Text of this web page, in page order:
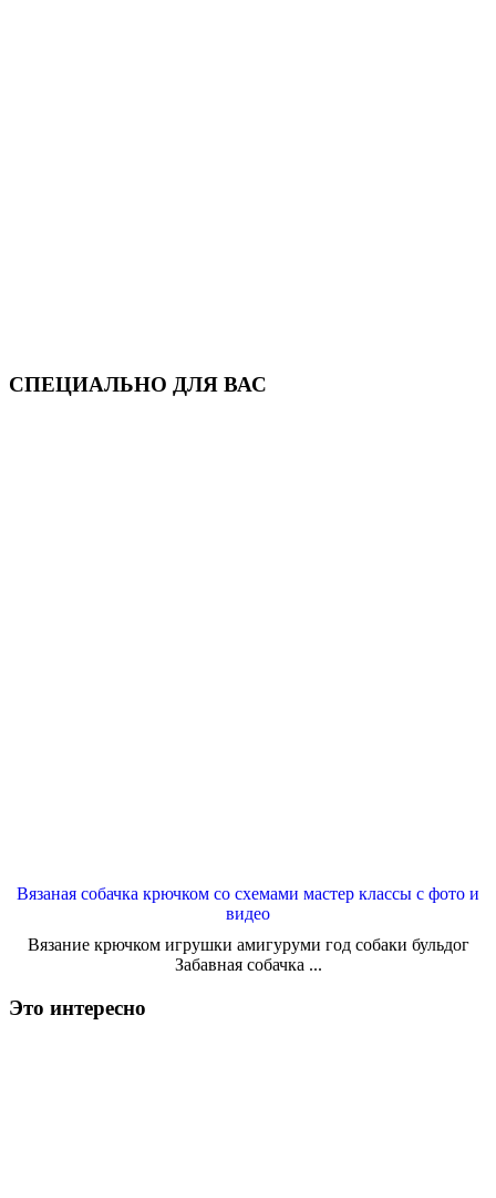
СПЕЦИАЛЬНО ДЛЯ ВАС
Вязаная собачка крючком со схемами мастер классы с фото и
видео
Вязание крючком игрушки амигуруми год собаки бульдог
Забавная собачка ...
Это интересно